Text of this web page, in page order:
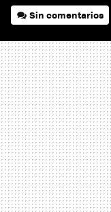
Sin comentarios